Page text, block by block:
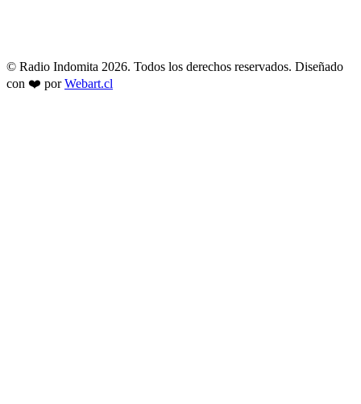
© Radio Indomita 2026. Todos los derechos reservados. Diseñado
con ❤️ porWebart.cl